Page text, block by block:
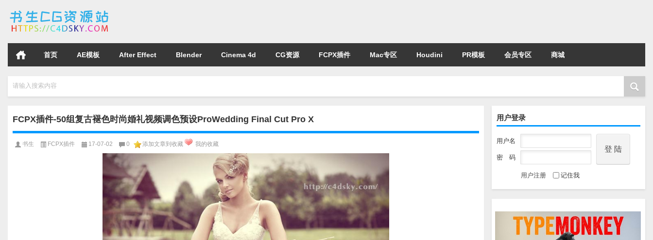
首页 AE模板 After Effect Blender Cinema 4d CG资源 FCPX插件 Mac专区 Houdini PR模板 会员专区 商城
请输入搜索内容
用户登录
用户名
密 码
用户注册 记住我
FCPX插件-50组复古褪色时尚婚礼视频调色预设ProWedding Final Cut Pro X
书生 FCPX插件 17-07-02 0 添加文章到收藏 我的收藏